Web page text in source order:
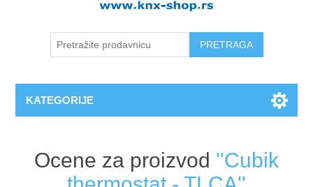
KATEGORIJE
Ocene za proizvod
Cubik